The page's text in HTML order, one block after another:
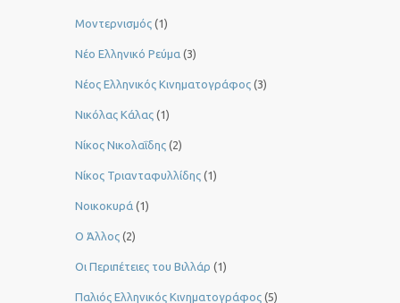
Μοντερνισμός (1)
Νέο Ελληνικό Ρεύμα (3)
Νέος Ελληνικός Κινηματογράφος (3)
Νικόλας Κάλας (1)
Νίκος Νικολαΐδης (2)
Νίκος Τριανταφυλλίδης (1)
Νοικοκυρά (1)
Ο Άλλος (2)
Οι Περιπέτειες του Βιλλάρ (1)
Παλιός Ελληνικός Κινηματογράφος (5)